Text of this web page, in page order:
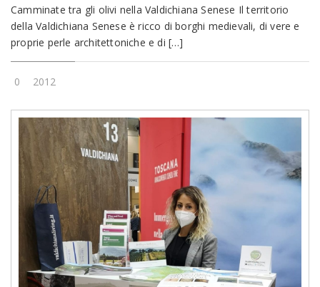
Camminate tra gli olivi nella Valdichiana Senese Il territorio
della Valdichiana Senese è ricco di borghi medievali, di vere e
proprie perle architettoniche e di […]
0 2012